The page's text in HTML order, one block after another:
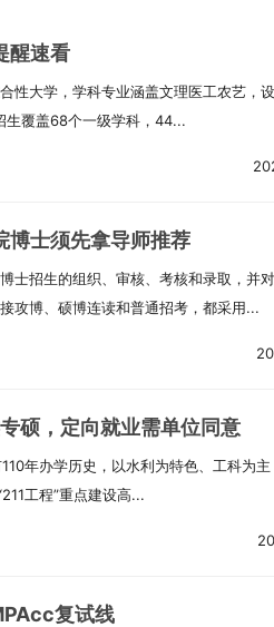
醒速看
性大学，学科专业涵盖文理医工农艺，
生覆盖68个一级学科，44...
士须先拿导师推荐
士招生的组织、审核、考核和录取，并
攻博、硕博连读和普通招考，都采用...
硕，定向就业需单位同意
年办学历史，以水利为特色、工科为主
工程”重点建设高...
复试线